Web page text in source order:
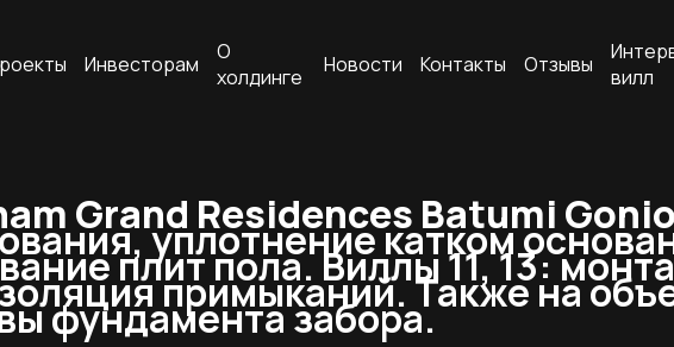
Инвесторам
О
холдинге
Новости Контакты Отзывы
вилл
Grand Residences Batumi
уплотнение катком
плит пола. Виллы 11, 13:
примыканий. Также на
фундамента забора.